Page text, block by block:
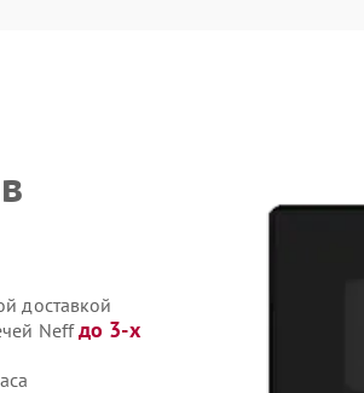
доставкой
Neffдо 3-х